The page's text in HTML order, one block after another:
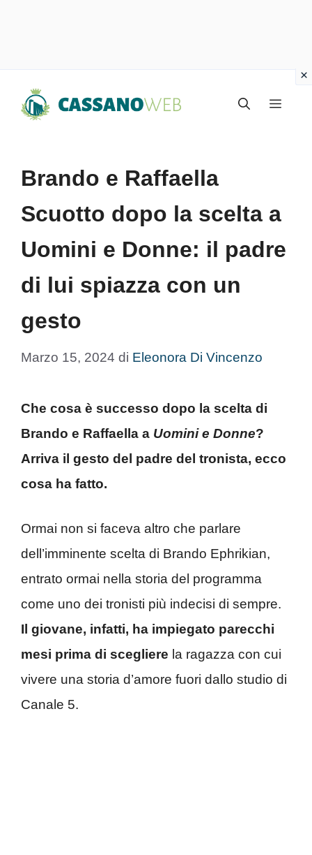
Menu
Brando e Raffaella
Scuotto dopo la scelta a
Uomini e Donne: il padre
di lui spiazza con un
gesto
Marzo 15, 2024 di Eleonora Di Vincenzo
Che cosa è successo dopo la scelta di
Brando e Raffaella a Uomini e Donne?
Arriva il gesto del padre del tronista, ecco
cosa ha fatto.
Ormai non si faceva altro che parlare
dell’imminente scelta di Brando Ephrikian,
entrato ormai nella storia del programma
come uno dei tronisti più indecisi di sempre.
Il giovane, infatti, ha impiegato parecchi
mesi prima di scegliere la ragazza con cui
vivere una storia d’amore fuori dallo studio di
Canale 5.